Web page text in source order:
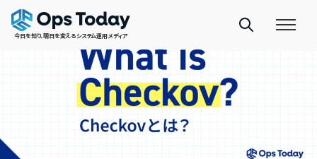
今日を知り、明日を変えるシステム運用メディア